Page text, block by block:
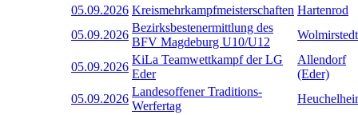
05.09.2026 Kreismehrkampfmeisterschaften Hartenrod
05.09.2026
Bezirksbestenermittlung des
BFV Magdeburg U10/U12
Wolmirstedt
05.09.2026
KiLa Teamwettkampf der LG
Eder
Allendorf
(Eder)
05.09.2026
Landesoffener Traditions-
Werfertag